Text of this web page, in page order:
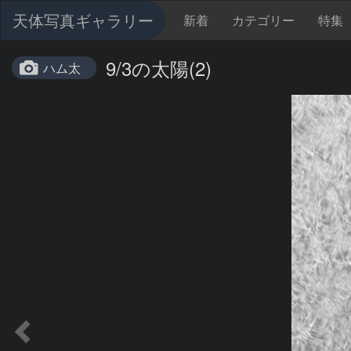
天体写真ギャラリー 新着 カテゴリー 特集
ハム太 9/3の太陽(2)